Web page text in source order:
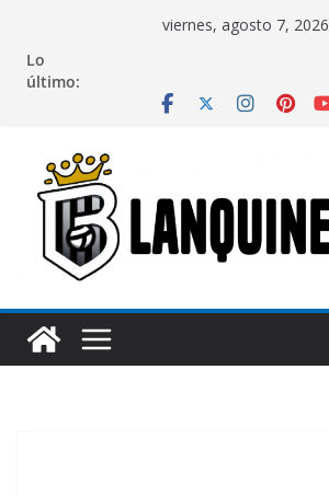
contenido
viernes, agosto 7, 2026
Lo
último: